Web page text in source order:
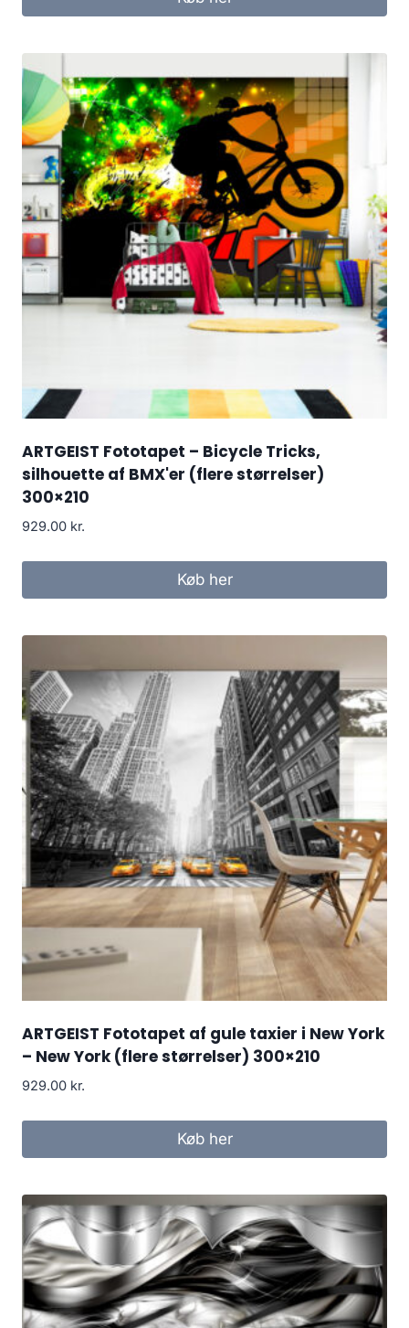
ARTGEIST Fototapet – Bicycle Tricks,
silhouette af BMX'er (flere størrelser)
300×210
929.00 kr.
Køb her
ARTGEIST Fototapet af gule taxier i New York
– New York (flere størrelser) 300×210
929.00 kr.
Køb her